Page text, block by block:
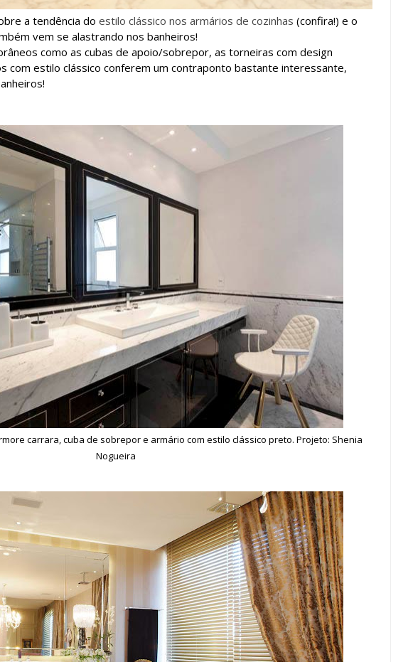
a tendência do estilo clássico nos armários de cozinhas (confira!) e o
vem se alastrando nos banheiros!
como as cubas de apoio/sobrepor, as torneiras com design
com estilo clássico conferem um contraponto bastante interessante,
carrara, cuba de sobrepor e armário com estilo clássico preto. Projeto: Shenia
Nogueira